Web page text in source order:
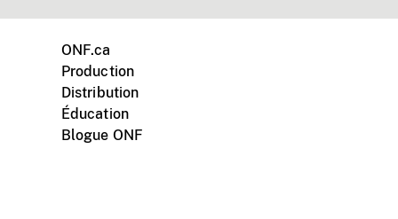
ONF.ca
Production
Distribution
Éducation
Blogue ONF